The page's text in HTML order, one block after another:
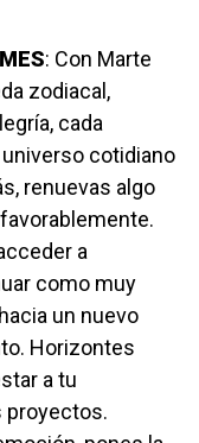
: Con Marte
zodiacal,
cada
cotidiano
renuevas algo
a
como muy
un nuevo
Horizontes
a tu
proyectos.